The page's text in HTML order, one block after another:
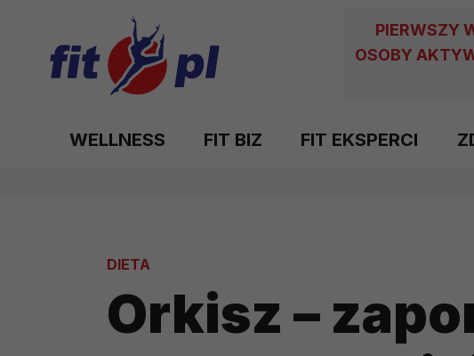
PIERWSZY
OSOBY
WELLNESS FIT BIZ FIT EKSPERCI
DIETA
Orkisz –